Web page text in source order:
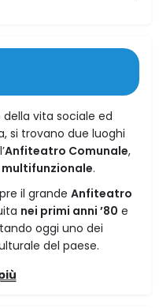
vita sociale ed
si trovano due luoghi
Anfiteatro Comunale,
.
il grande Anfiteatro
nei primi anni ’80 e
oggi uno dei
del paese.